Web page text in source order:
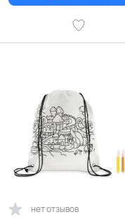
нет отзывов